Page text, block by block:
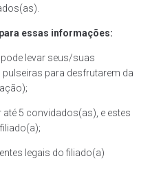
essas informações:
levar seus/suas
pulseiras para desfrutarem da
até 5 convidados(as), e estes
legais do filiado(a)